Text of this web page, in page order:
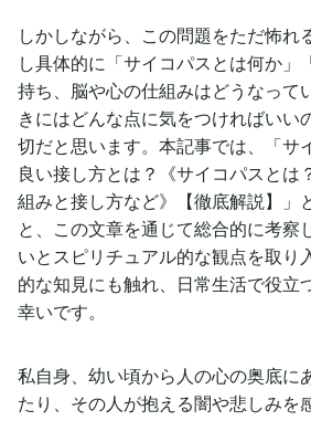
しかしながら、この問題をただ怖れ
し具体的に「サイコパスとは何か」
持ち、脳や心の仕組みはどうなって
きにはどんな点に気をつければいい
切だと思います。本記事では、「サ
良い接し方とは？《サイコパスとは
組みと接し方など》【徹底解説】」
と、この文章を通じて総合的に考察
いとスピリチュアル的な観点を取り
的な知見にも触れ、日常生活で役立
幸いです。
私自身、幼い頃から人の心の奥底に
たり、その人が抱える闇や悲しみを